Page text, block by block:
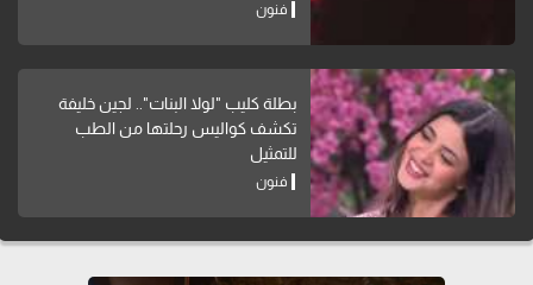
فنون
بطلة كليب "لولا البنات".. لجين خليفة
تكشف كواليس رحلتها من الطب
للتمثيل
فنون